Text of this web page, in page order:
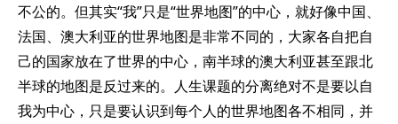
不公的。但其实“我”只是“世界地图”的中心，就好像中国、
法国、澳大利亚的世界地图是非常不同的，大家各自把自
己的国家放在了世界的中心，南半球的澳大利亚甚至跟北
半球的地图是反过来的。人生课题的分离绝对不是要以自
我为中心，只是要认识到每个人的世界地图各不相同，并